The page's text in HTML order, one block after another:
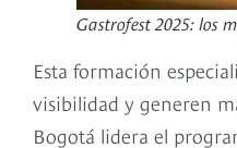
Gastrofest 2025: los
Esta formación
visibilidad y generen
Bogotá lidera el